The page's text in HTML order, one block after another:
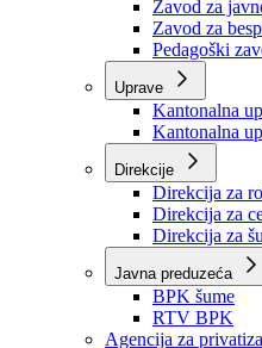
Zavodi
Zavod
Zavod za
Zavod za
Pedagoški
Kantonalna
Kantonalna
Direkcije
Direkcija za
Direkcija za
Direkcija za
Javna preduzeća